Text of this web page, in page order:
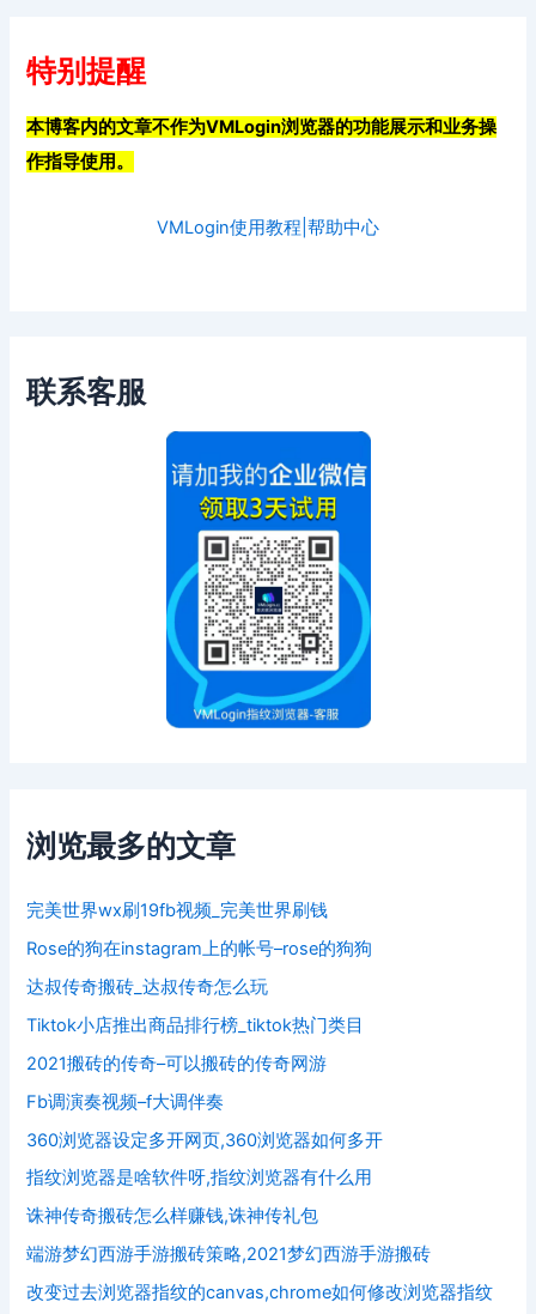
特别提醒
本博客内的文章不作为VMLogin浏览器的功能展示和业务操
作指导使用。
VMLogin使用教程|帮助中心
联系客服
浏览最多的文章
完美世界wx刷19fb视频_完美世界刷钱
Rose的狗在instagram上的帐号–rose的狗狗
达叔传奇搬砖_达叔传奇怎么玩
Tiktok小店推出商品排行榜_tiktok热门类目
2021搬砖的传奇–可以搬砖的传奇网游
Fb调演奏视频–f大调伴奏
360浏览器设定多开网页,360浏览器如何多开
指纹浏览器是啥软件呀,指纹浏览器有什么用
诛神传奇搬砖怎么样赚钱,诛神传礼包
端游梦幻西游手游搬砖策略,2021梦幻西游手游搬砖
改变过去浏览器指纹的canvas,chrome如何修改浏览器指纹